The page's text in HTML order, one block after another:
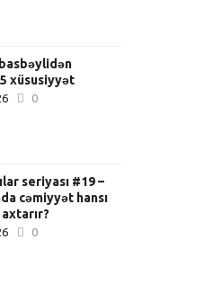
xüsusiyyət
0
seriyası #19 –
cəmiyyət hansı
0